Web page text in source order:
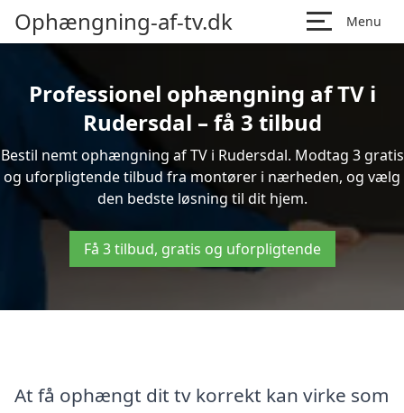
Ophængning-af-tv.dk Menu
Professionel ophængning af TV i
Rudersdal – få 3 tilbud
Bestil nemt ophængning af TV i Rudersdal. Modtag 3 gratis
og uforpligtende tilbud fra montører i nærheden, og vælg
den bedste løsning til dit hjem.
Få 3 tilbud, gratis og uforpligtende
At få ophængt dit tv korrekt kan virke som